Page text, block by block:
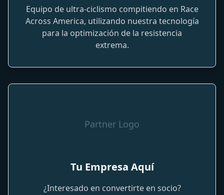
Equipo de ultra-ciclismo compitiendo en Race
Across America, utilizando nuestra tecnología
para la optimización de la resistencia
extrema.
Partner Logo
Tu Empresa Aquí
¿Interesado en convertirte en socio?